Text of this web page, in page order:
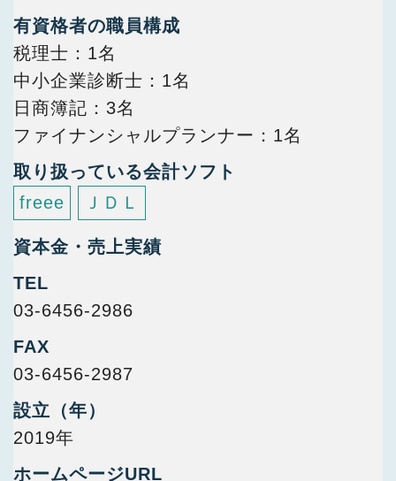
有資格者の職員構成
税理士
1名
中小企業診断士
1名
日商簿記
3名
ファイナンシャルプランナー
1名
取り扱っている会計ソフト
freee
ＪＤＬ
資本金・売上実績
TEL
03-6456-2986
FAX
03-6456-2987
設立（年）
2019年
ホームページURL